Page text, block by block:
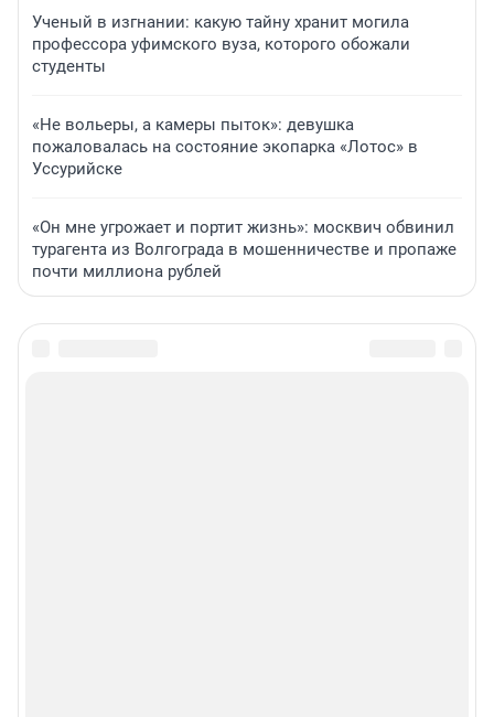
Ученый в изгнании: какую тайну хранит могила
профессора уфимского вуза, которого обожали
студенты
«Не вольеры, а камеры пыток»: девушка
пожаловалась на состояние экопарка «Лотос» в
Уссурийске
«Он мне угрожает и портит жизнь»: москвич обвинил
турагента из Волгограда в мошенничестве и пропаже
почти миллиона рублей